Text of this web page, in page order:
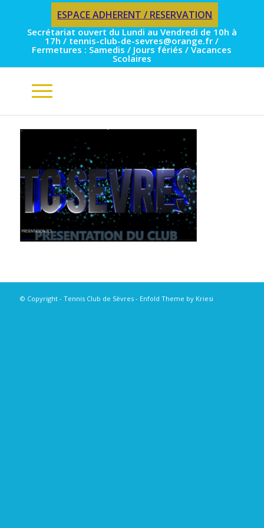
ESPACE ADHERENT / RESERVATION
Secrétariat ouvert du Lundi au Vendredi de 10h à
17h / tennis-club-de-sevres@orange.fr /
Fermetures : Samedis / Jours fériés / Vacances
Scolaires
© Copyright - Tennis Club de Sèvres - Enfold Theme by Kriesi